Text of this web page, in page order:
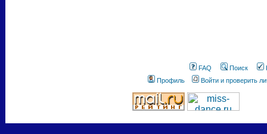
FAQ Поиск
Профиль
Войти и проверить